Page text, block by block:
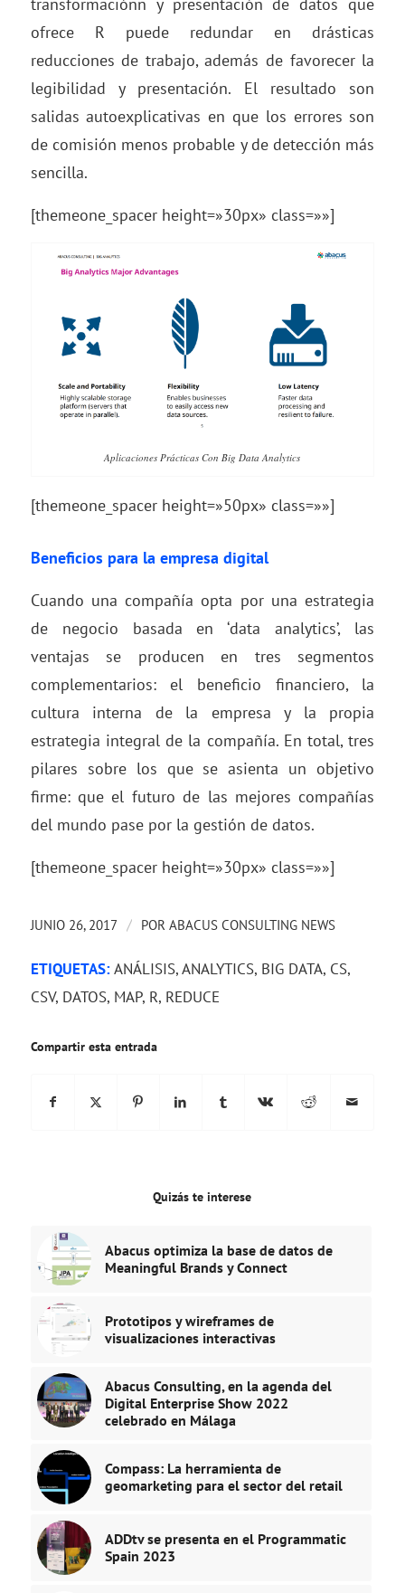
ofrece R puede redundar en drásticas
reducciones de trabajo, además de favorecer la
legibilidad y presentación. El resultado son
salidas autoexplicativas en que los errores son
de comisión menos probable y de detección más
sencilla.
[themeone_spacer height=»30px» class=»»]
Aplicaciones Prácticas Con Big Data Analytics
[themeone_spacer height=»50px» class=»»]
Beneficios para la empresa digital
Cuando una compañía opta por una estrategia
de negocio basada en ‘data analytics’, las
ventajas se producen en tres segmentos
complementarios: el beneficio financiero, la
cultura interna de la empresa y la propia
estrategia integral de la compañía. En total, tres
pilares sobre los que se asienta un objetivo
firme: que el futuro de las mejores compañías
del mundo pase por la gestión de datos.
[themeone_spacer height=»30px» class=»»]
JUNIO 26, 2017 / POR ABACUS CONSULTING NEWS
ETIQUETAS: ANÁLISIS,ANALYTICS, BIG DATA, CS,
CSV, DATOS, MAP, R, REDUCE
Compartir esta entrada
Quizás te interese
Abacus optimiza la base de datos de
Meaningful Brands y Connect
Prototipos y wireframes de
visualizaciones interactivas
Abacus Consulting, en la agenda del
Digital Enterprise Show 2022
celebrado en Málaga
Compass: La herramienta de
geomarketing para el sector del retail
ADDtv se presenta en el Programmatic
Spain 2023